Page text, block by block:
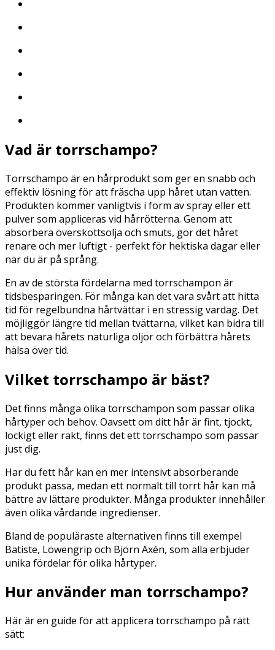
Vad är torrschampo?
Torrschampo är en hårprodukt som ger en snabb och
effektiv lösning för att fräscha upp håret utan vatten.
Produkten kommer vanligtvis i form av spray eller ett
pulver som appliceras vid hårrötterna. Genom att
absorbera överskottsolja och smuts, gör det håret
renare och mer luftigt - perfekt för hektiska dagar eller
när du är på språng.
En av de största fördelarna med torrschampon är
tidsbesparingen. För många kan det vara svårt att hitta
tid för regelbundna hårtvättar i en stressig vardag. Det
möjliggör längre tid mellan tvättarna, vilket kan bidra till
att bevara hårets naturliga oljor och förbättra hårets
hälsa över tid.
Vilket torrschampo är bäst?
Det finns många olika torrschampon som passar olika
hårtyper och behov. Oavsett om ditt hår är fint, tjockt,
lockigt eller rakt, finns det ett torrschampo som passar
just dig.
Har du fett hår kan en mer intensivt absorberande
produkt passa, medan ett normalt till torrt hår kan må
bättre av lättare produkter. Många produkter innehåller
även olika vårdande ingredienser.
Bland de populäraste alternativen finns till exempel
Batiste, Löwengrip och Björn Axén, som alla erbjuder
unika fördelar för olika hårtyper.
Hur använder man torrschampo?
Här är en guide för att applicera torrschampo på rätt
sätt: